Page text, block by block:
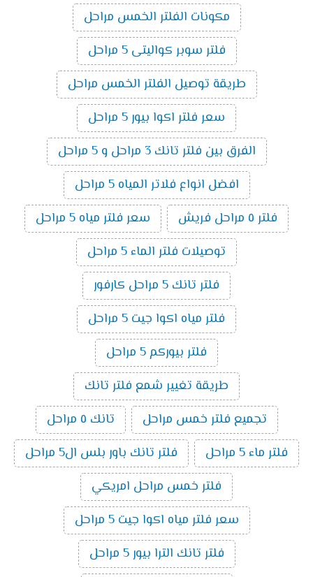
مكونات الفلتر الخمس مراحل
فلتر سوبر كواليتى 5 مراحل
طريقة توصيل الفلتر الخمس مراحل
سعر فلتر اكوا بيور 5 مراحل
الفرق بين فلتر تانك 3 مراحل و 5 مراحل
افضل انواع فلاتر المياه 5 مراحل
فلتر ٥ مراحل فريش
سعر فلتر مياه 5 مراحل
توصيلات فلتر الماء 5 مراحل
فلتر تانك 5 مراحل كارفور
فلتر مياه اكوا جيت 5 مراحل
فلتر بيوركم 5 مراحل
طريقة تغيير شمع فلتر تانك
تجميع فلتر خمس مراحل
تانك ٥ مراحل
فلتر ماء 5 مراحل
فلتر تانك باور بلس ال5 مراحل
فلتر خمس مراحل امريكي
سعر فلتر مياه اكوا جيت 5 مراحل
فلتر تانك الترا بيور 5 مراحل